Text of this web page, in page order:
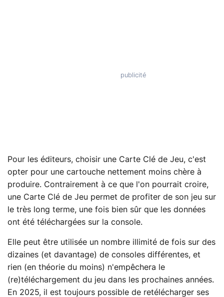
Pour les éditeurs, choisir une Carte Clé de Jeu, c'est
opter pour une cartouche nettement moins chère à
produire. Contrairement à ce que l'on pourrait croire,
une Carte Clé de Jeu permet de profiter de son jeu sur
le très long terme, une fois bien sûr que les données
ont été téléchargées sur la console.
Elle peut être utilisée un nombre illimité de fois sur des
dizaines (et davantage) de consoles différentes, et
rien (en théorie du moins) n'empêchera le
(re)téléchargement du jeu dans les prochaines années.
En 2025, il est toujours possible de retélécharger ses